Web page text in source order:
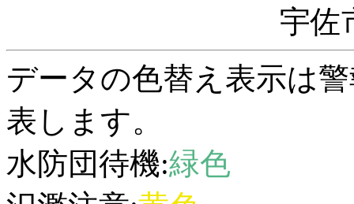
宇
データの色替え表示は
表します。
水防団待機:緑色